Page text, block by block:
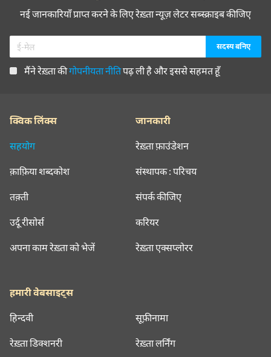
नई जानकारियाँ प्राप्त करने के लिए रेख़्ता न्यूज़ लेटर सब्स्क्राइब कीजिए
मैंने रेख़्ता कीगोपनीयता नीतिपढ़ ली है और इससे सहमत हूँ
क्विक लिंक्स
सहयोग
क़ाफ़िया शब्दकोश
तक़्ती
उर्दू रीसोर्स
अपना काम रेख़्ता को भेजें
जानकारी
रेख़्ता फ़ाउंडेशन
संस्थापक : परिचय
संपर्क कीजिए
करियर
रेख़्ता एक्सप्लोरर
हमारी वेबसाइट्स
हिन्दवी सूफ़ीनामा
रेख़्ता डिक्शनरी रेख़्ता लर्निंग